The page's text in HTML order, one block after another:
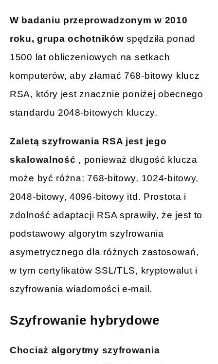
W badaniu przeprowadzonym w 2010
roku, grupa ochotników spędziła ponad
1500 lat obliczeniowych na setkach
komputerów, aby złamać 768-bitowy klucz
RSA, który jest znacznie poniżej obecnego
standardu 2048-bitowych kluczy.
Zaletą szyfrowania RSA jest jego
skalowalność , ponieważ długość klucza
może być różna: 768-bitowy, 1024-bitowy,
2048-bitowy, 4096-bitowy itd. Prostota i
zdolność adaptacji RSA sprawiły, że jest to
podstawowy algorytm szyfrowania
asymetrycznego dla różnych zastosowań,
w tym certyfikatów SSL/TLS, kryptowalut i
szyfrowania wiadomości e-mail.
Szyfrowanie hybrydowe
Chociaż algorytmy szyfrowania